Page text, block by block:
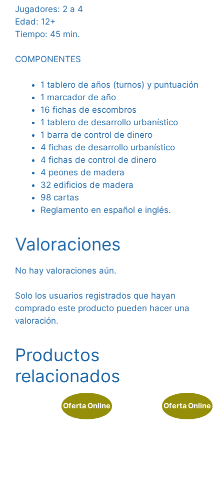
Jugadores: 2 a 4
Edad: 12+
Tiempo: 45 min.
COMPONENTES
1 tablero de años (turnos) y puntuación
1 marcador de año
16 fichas de escombros
1 tablero de desarrollo urbanístico
1 barra de control de dinero
4 fichas de desarrollo urbanístico
4 fichas de control de dinero
4 peones de madera
32 edificios de madera
98 cartas
Reglamento en español e inglés.
Valoraciones
No hay valoraciones aún.
Solo los usuarios registrados que hayan
comprado este producto pueden hacer una
valoración.
Productos
relacionados
Oferta Online Oferta Online